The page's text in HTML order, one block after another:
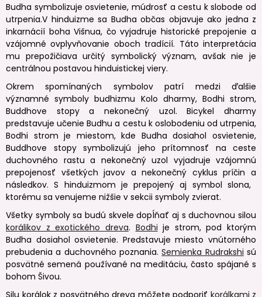
Budha symbolizuje osvietenie, múdrosť a cestu k slobode od
utrpenia.V hinduizme sa Budha občas objavuje ako jedna z
inkarnácií boha Višnua, čo vyjadruje historické prepojenie a
vzájomné ovplyvňovanie oboch tradícií. Táto interpretácia
mu prepožičiava určitý symbolický význam, avšak nie je
centrálnou postavou hinduistickej viery.
Okrem spomínaných symbolov patrí medzi ďalšie
významné symboly budhizmu Kolo dharmy, Bodhi strom,
Buddhove stopy a nekonečný uzol. Bicykel dharmy
predstavuje učenie Budhu a cestu k oslobodeniu od utrpenia,
Bodhi strom je miestom, kde Budha dosiahol osvietenie,
Buddhove stopy symbolizujú jeho prítomnosť na ceste
duchovného rastu a nekonečný uzol vyjadruje vzájomnú
prepojenosť všetkých javov a nekonečný cyklus príčin a
následkov. S hinduizmom je prepojený aj symbol slona, ​​
ktorému sa venujeme nižšie v sekcii symboly zvierat.
Všetky symboly sa budú skvele dopĺňať aj s duchovnou silou
korálikov z exotického dreva. Bodhi je strom, pod ktorým
Budha dosiahol osvietenie. Predstavuje miesto vnútorného
prebudenia a duchovného poznania.Semienka Rudrakshi sú
posvätné semená používané na meditáciu, často spájané s
bohom Šivou.
Silu korálok z posvätného dreva môžete podporiť korálkami z